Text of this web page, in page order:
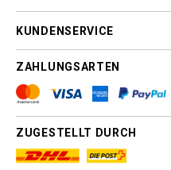
KUNDENSERVICE
ZAHLUNGSARTEN
ZUGESTELLT DURCH